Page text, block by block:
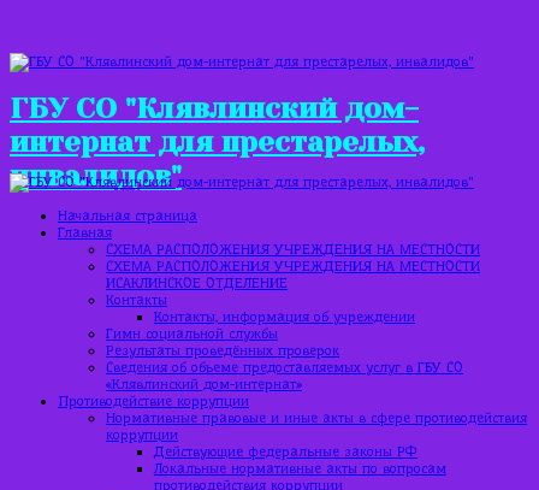
ГБУ СО "Клявлинский дом-
интернат для престарелых,
инвалидов"
Начальная страница
Главная
СХЕМА РАСПОЛОЖЕНИЯ УЧРЕЖДЕНИЯ НА МЕСТНОСТИ
СХЕМА РАСПОЛОЖЕНИЯ УЧРЕЖДЕНИЯ НА МЕСТНОСТИ
ИСАКЛИНСКОЕ ОТДЕЛЕНИЕ
Контакты
Контакты, информация об учреждении
Гимн социальной службы
Результаты проведённых проверок
Сведения об объеме предоставляемых услуг в ГБУ СО
«Клявлинский дом-интернат»
Противодействие коррупции
Нормативные правовые и иные акты в сфере противодействия
коррупции
Действующие федеральные законы РФ
Локальные нормативные акты по вопросам
противодействия коррупции